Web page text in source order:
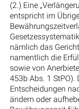
(2.) Eine
entspricht im
nämlich das
namentlich die
sowie von
453b Abs. 1 StPO).
Entscheidungen
ändern oder